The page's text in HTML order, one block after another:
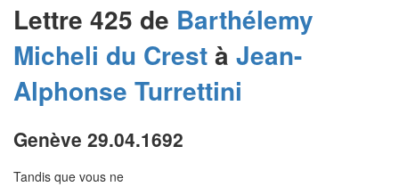
Lettre 425 de Barthélemy
Micheli du Crestà Jean-
Alphonse Turrettini
Genève 29.04.1692
Tandis que vous ne